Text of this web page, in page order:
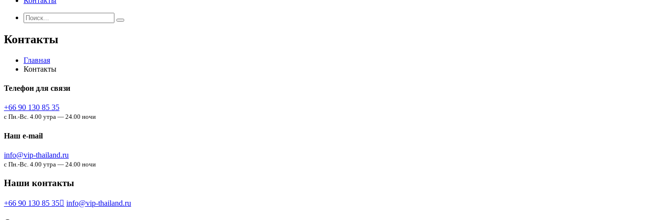
Контакты
Главная
Контакты
Телефон для связи
+66 90 130 85 35
с Пн.-Вс. 4.00 утра — 24.00 ночи
Наш e-mail
info@vip-thailand.ru
с Пн.-Вс. 4.00 утра — 24.00 ночи
Наши контакты
+66 90 130 85 35 info@vip-thailand.ru